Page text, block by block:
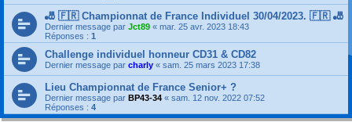
🎳 🇫🇷 Championnat de France Individuel 30/04/2023. 🇫🇷 🎳
Dernier message par Jct89 « mar. 25 avr. 2023 18:43
Réponses : 1
Challenge individuel honneur CD31 & CD82
Dernier message par charly « sam. 25 mars 2023 17:38
Lieu Championnat de France Senior+ ?
Dernier message par BP43-34 « sam. 12 nov. 2022 07:52
Réponses : 4